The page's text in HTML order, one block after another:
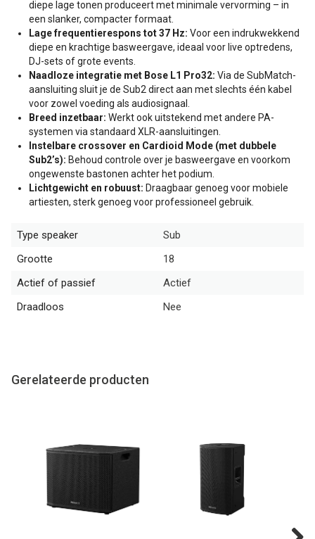
diepe lage tonen produceert met minimale vervorming – in
een slanker, compacter formaat.
Lage frequentierespons tot 37 Hz: Voor een indrukwekkend
diepe en krachtige basweergave, ideaal voor live optredens,
DJ-sets of grote events.
Naadloze integratie met Bose L1 Pro32: Via de SubMatch-
aansluiting sluit je de Sub2 direct aan met slechts één kabel
voor zowel voeding als audiosignaal.
Breed inzetbaar: Werkt ook uitstekend met andere PA-
systemen via standaard XLR-aansluitingen.
Instelbare crossover en Cardioid Mode (met dubbele
Sub2’s): Behoud controle over je basweergave en voorkom
ongewenste bastonen achter het podium.
Lichtgewicht en robuust: Draagbaar genoeg voor mobiele
artiesten, sterk genoeg voor professioneel gebruik.
Type speaker
Sub
Grootte
18
Actief of passief
Actief
Draadloos
Nee
Gerelateerde producten